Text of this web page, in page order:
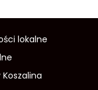
lokalne